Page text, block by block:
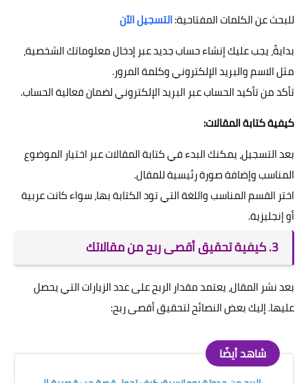
للبحث عن الكلمات المفتاحية:التسجيل الآن
بدايةً، يجب عليك إنشاء حساب جديد عبر إدخال معلوماتك الشخصية،
مثل الاسم والبريد الإلكتروني وكلمة المرور.
تأكد من تأكيد الحساب عبر البريد الإلكتروني لضمان فعالية الحساب.
كيفية كتابة المقالات:
بعد التسجيل، يمكنك البدء في كتابة المقالات عبر اختيار الموضوع
المناسب وإضافة صورة رئيسية للمقال.
اختر القسم المناسب واللغة التي تود الكتابة بها، سواء كانت عربية
أو إنجليزية.
3. كيفية تحقيق أقصى ربح من مقالاتك
بعد نشر المقال، يعتمد مقدار الربح على عدد الزيارات التي يحصل
عليها. إليك بعض النصائح لتحقيق أقصى ربح:
شاهد أيضًا